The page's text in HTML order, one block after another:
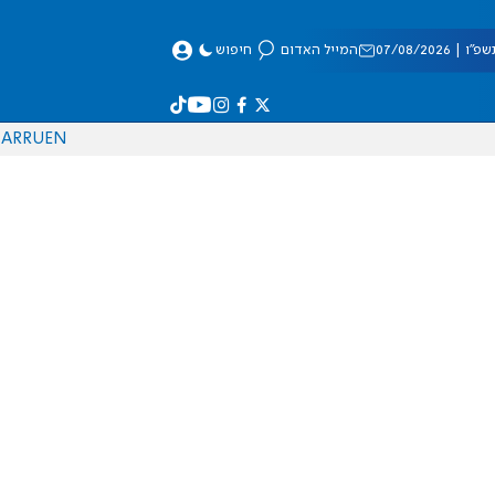
08/2026 המייל האדום חיפוש
EN
RU
AR